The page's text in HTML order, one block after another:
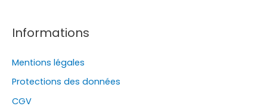
Informations
Mentions légales
Protections des données
CGV